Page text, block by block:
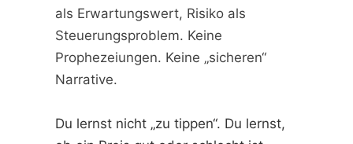
als Erwartungswert, Risiko als
Steuerungsproblem. Keine
Prophezeiungen. Keine „sicheren“
Narrative.
Du lernst nicht „zu tippen“. Du lernst,